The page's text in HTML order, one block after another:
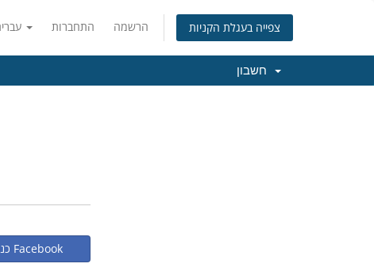
התחברות הרשמה צפייה בעגלת הקניות
כניסה באמצעות Facebook